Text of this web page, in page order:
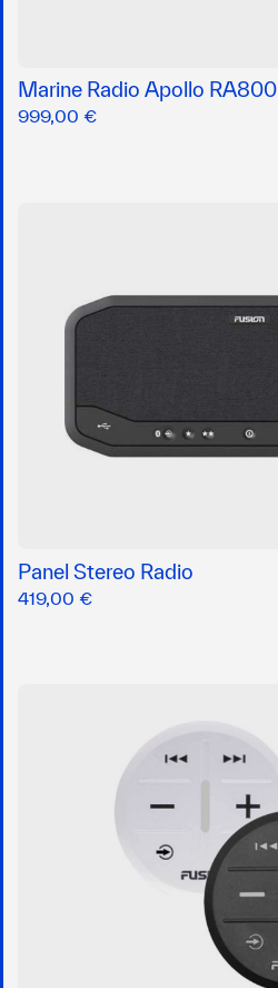
Marine Radio Apollo RA800
999,00 €
Panel Stereo Radio
419,00 €